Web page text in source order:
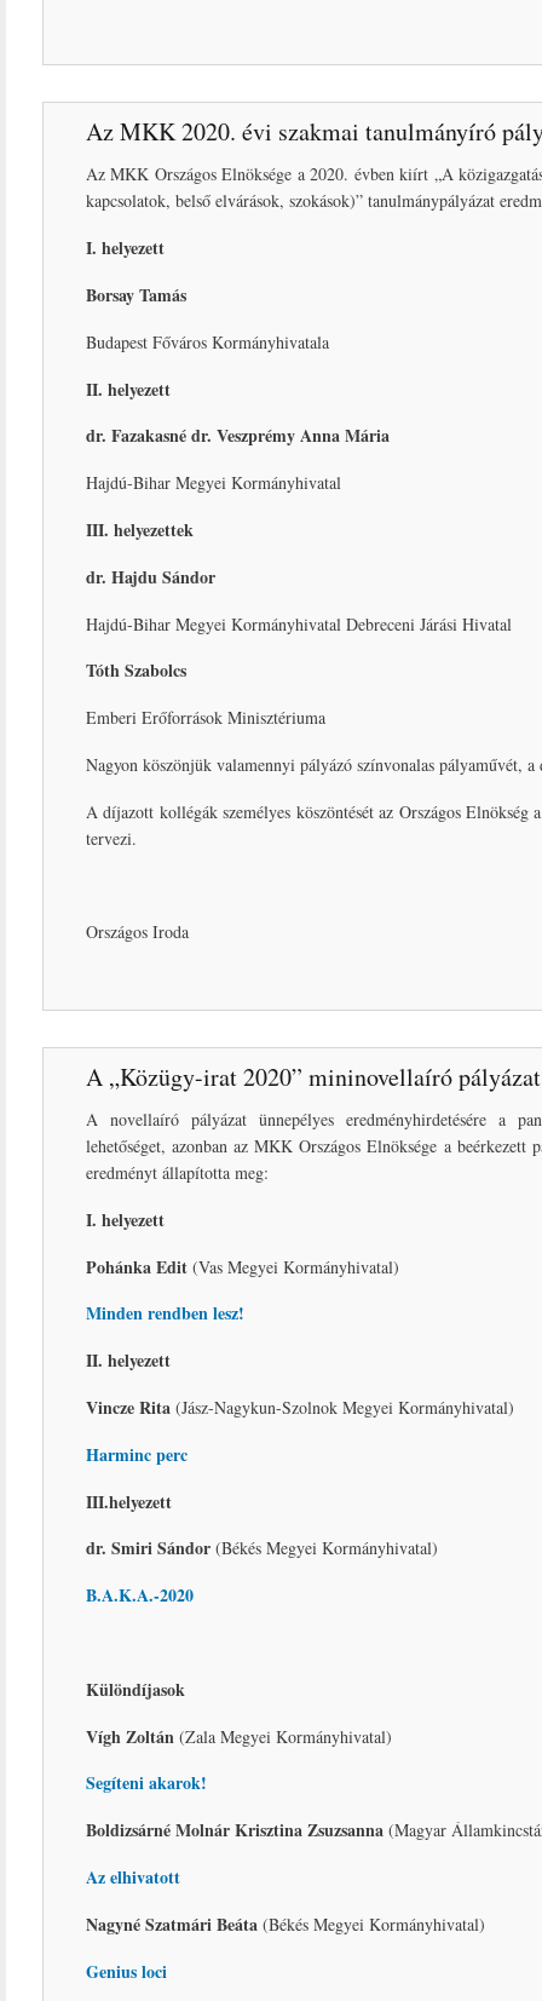
Az MKK 2020. évi szakmai tanulmányíró
Az MKK Országos Elnöksége a 2020. évben kiírt „A
kapcsolatok, belső elvárások, szokások)” tanulmánypályázat
I. helyezett
Borsay Tamás
Budapest Főváros Kormányhivatala
II. helyezett
dr. Fazakasné dr. Veszprémy Anna Mária
Hajdú-Bihar Megyei Kormányhivatal
III. helyezettek
dr. Hajdu Sándor
Hajdú-Bihar Megyei Kormányhivatal Debreceni Járási Hivatal
Tóth Szabolcs
Emberi Erőforrások Minisztériuma
Nagyon köszönjük valamennyi pályázó színvonalas pályaművét,
A díjazott kollégák személyes köszöntését az Országos Elnökség
tervezi.
Országos Iroda
A „Közügy-irat 2020” mininovellaíró
A novellaíró pályázat ünnepélyes eredményhirdetésére a
lehetőséget, azonban az MKK Országos Elnöksége a beérkezett
eredményt állapította meg:
I. helyezett
Pohánka Edit (Vas Megyei Kormányhivatal)
Minden rendben lesz!
II. helyezett
Vincze Rita (Jász-Nagykun-Szolnok Megyei Kormányhivatal)
Harminc perc
III.helyezett
dr. Smiri Sándor (Békés Megyei Kormányhivatal)
B.A.K.A.-2020
Különdíjasok
Vígh Zoltán (Zala Megyei Kormányhivatal)
Segíteni akarok!
Boldizsárné Molnár Krisztina Zsuzsanna (Magyar
Az elhivatott
Nagyné Szatmári Beáta (Békés Megyei Kormányhivatal)
Genius loci